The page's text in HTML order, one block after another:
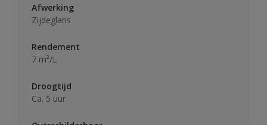
Afwerking
Zijdeglans
Rendement
7 m²/L
Droogtijd
Ca. 5 uur